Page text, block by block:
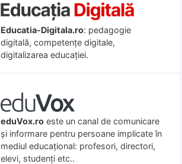
Educatia-Digitala.ro: pedagogie
digitală, competențe digitale,
digitalizarea educației.
eduVox.ro este un canal de comunicare
și informare pentru persoane implicate în
mediul educațional: profesori, directori,
elevi, studenți etc..